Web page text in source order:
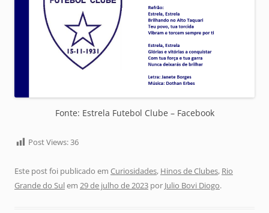
Fonte: Estrela Futebol Clube – Facebook
Post Views:36
Este post foi publicado em Curiosidades, Hinos de Clubes, Rio
Grande do Sulem 29 de julho de 2023 por Julio Bovi Diogo.